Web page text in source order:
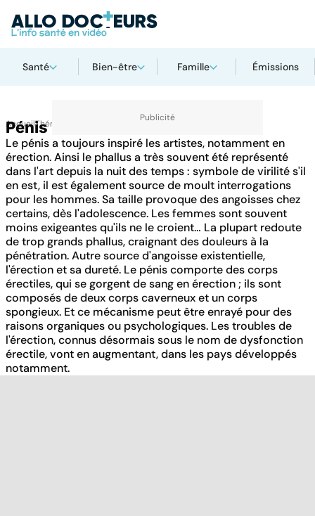
Santé Bien-être Famille Émissions
AccueilThématiques
Pénis
Le pénis a toujours inspiré les artistes, notamment en
érection. Ainsi le phallus a très souvent été représenté
dans l'art depuis la nuit des temps : symbole de virilité s'il
en est, il est également source de moult interrogations
pour les hommes. Sa taille provoque des angoisses chez
certains, dès l'adolescence. Les femmes sont souvent
moins exigeantes qu'ils ne le croient… La plupart redoute
de trop grands phallus, craignant des douleurs à la
pénétration. Autre source d'angoisse existentielle,
l'érection et sa dureté. Le pénis comporte des corps
érectiles, qui se gorgent de sang en érection ; ils sont
composés de deux corps caverneux et un corps
spongieux. Et ce mécanisme peut être enrayé pour des
raisons organiques ou psychologiques. Les troubles de
l'érection, connus désormais sous le nom de dysfonction
érectile, vont en augmentant, dans les pays développés
notamment.